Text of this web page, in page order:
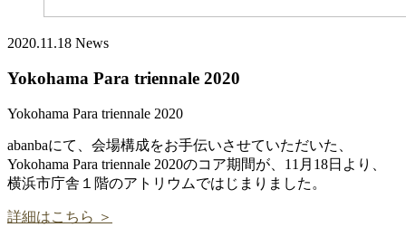
2020.11.18 News
Yokohama Para triennale 2020
Yokohama Para triennale 2020
abanbaにて、会場構成をお手伝いさせていただいた、
Yokohama Para triennale 2020のコア期間が、11月18日より、
横浜市庁舎１階のアトリウムではじまりました。
詳細はこちら ＞